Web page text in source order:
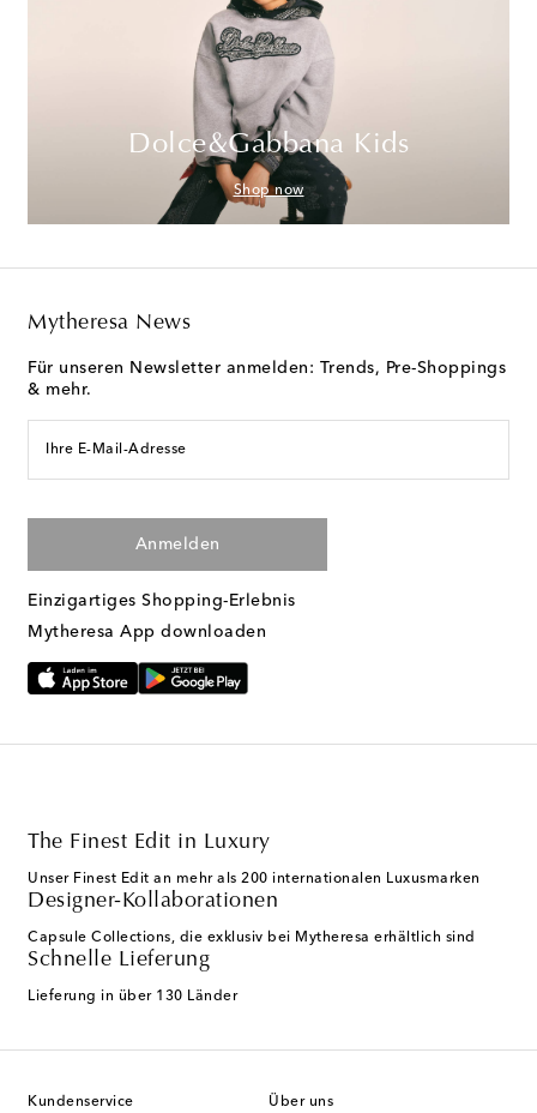
Dolce&Gabbana Kids
Shop now
Mytheresa News
Für unseren Newsletter anmelden: Trends, Pre-Shoppings
& mehr.
Ihre E-Mail-Adresse
Anmelden
Einzigartiges Shopping-Erlebnis
Mytheresa App downloaden
The Finest Edit in Luxury
Unser Finest Edit an mehr als 200 internationalen Luxusmarken
Designer-Kollaborationen
Capsule Collections, die exklusiv bei Mytheresa erhältlich sind
Schnelle Lieferung
Lieferung in über 130 Länder
Kundenservice Über uns